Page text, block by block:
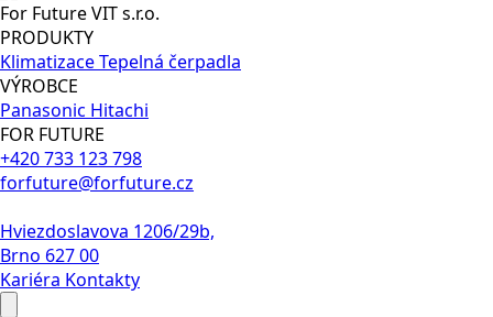
For Future VIT s.r.o.
PRODUKTY
KlimatizaceTepelná čerpadla
VÝROBCE
Panasonic Hitachi
FOR FUTURE
+420 733 123 798
forfuture@forfuture.cz
Hviezdoslavova 1206/29b,
Brno 627 00
Kariéra Kontakty